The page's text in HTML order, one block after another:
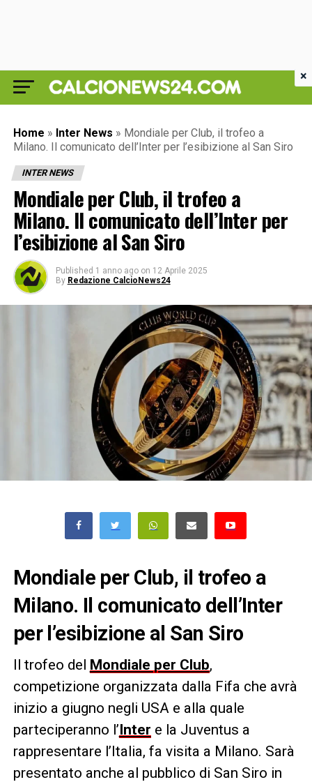
Home » Inter News » Mondiale per Club, il trofeo a
Milano. Il comunicato dell’Inter per l’esibizione al San Siro
INTER NEWS
Mondiale per Club, il trofeo a
Milano. Il comunicato dell’Inter per
l’esibizione al San Siro
Published 1 anno ago on 12 Aprile 2025
By Redazione CalcioNews24
Mondiale per Club, il trofeo a
Milano. Il comunicato dell’Inter
per l’esibizione al San Siro
Il trofeo del Mondiale per Club,
competizione organizzata dalla Fifa che avrà
inizio a giugno negli USA e alla quale
parteciperanno l’Inter e la Juventus a
rappresentare l’Italia, fa visita a Milano. Sarà
presentato anche al pubblico di San Siro in
×